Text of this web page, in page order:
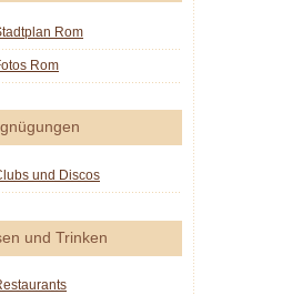
Rom
Rom
und Discos
und Trinken